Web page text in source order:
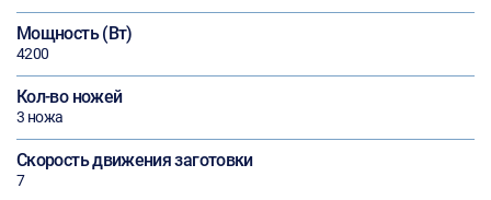
Мощность (Вт)
4200
Кол-во ножей
3 ножа
Скорость движения заготовки
7